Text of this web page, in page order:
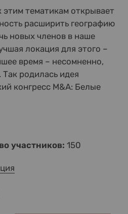
тематикам открывает
расширить географию
новых членов в наше
локация для этого –
время – несомненно,
родилась идея
конгресс M&A: Белые
участников: 150